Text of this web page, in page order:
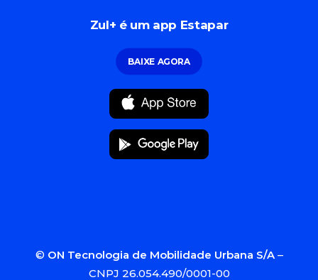
Zul+ é um app Estapar
BAIXE AGORA
© ON Tecnologia de Mobilidade Urbana S/A–
CNPJ 26.054.490/0001-00